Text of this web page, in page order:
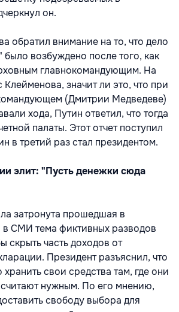
он.
обратил внимание на то, что дело
возбуждено после того, как
главнокомандующим. На
значит ли это, что при
(Дмитрии Медведеве)
хода, Путин ответил, что тогда
палаты. Этот отчет поступил
в третий раз стал президентом.
элит: "Пусть денежки сюда
затронута прошедшая в
в СМИ тема фиктивных разводов
скрыть часть доходов от
Президент разъяснил, что
свои средства там, где они
нужным. По его мнению,
свободу выбора для